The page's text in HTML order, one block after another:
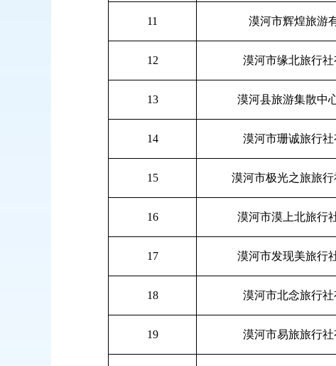
11 漠河市辉煌旅游
12 漠河市缘北旅行社
13 漠河县旅游集散中
14 漠河市珊诚旅行社
15 漠河市极光之旅旅行
16 漠河市漠上北旅行
17 漠河市发现美旅行
18 漠河市北念旅行社
19 漠河市易旅旅行社